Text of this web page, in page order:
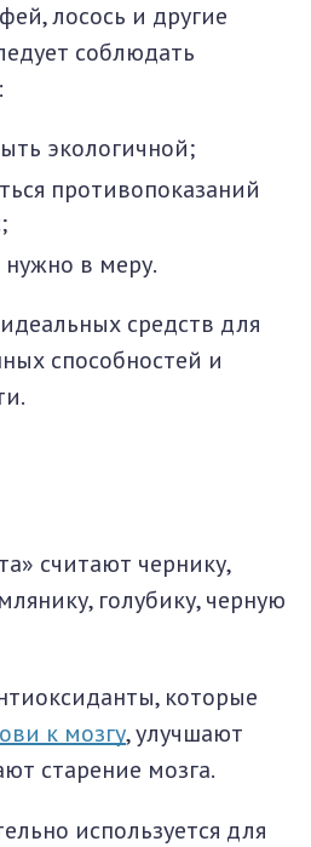
лосось и другие
соблюдать
экологичной;
противопоказаний
в меру.
средств для
способностей и
считают чернику,
голубику, черную
которые
к мозгу, улучшают
старение мозга.
используется для